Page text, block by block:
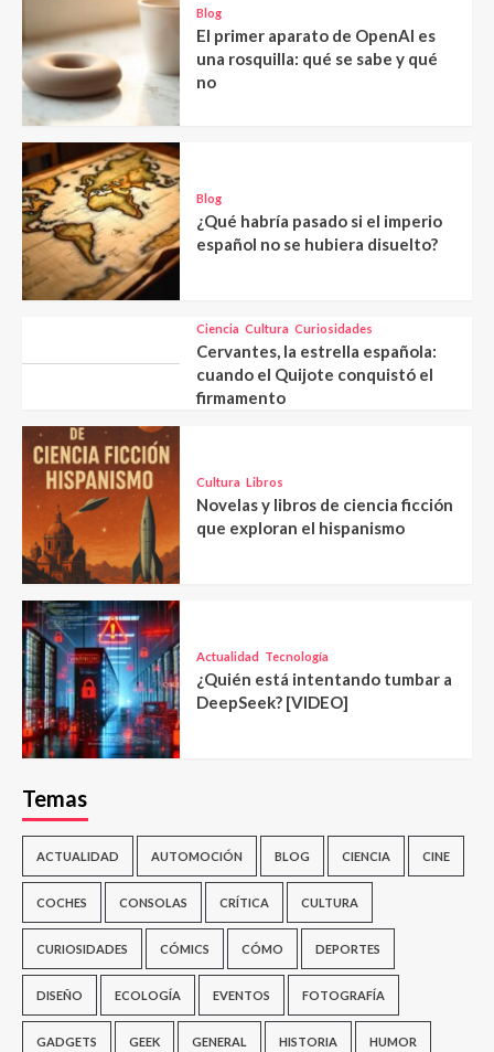
Blog
El primer aparato de OpenAI es
una rosquilla: qué se sabe y qué
no
Blog
¿Qué habría pasado si el imperio
español no se hubiera disuelto?
Ciencia Cultura Curiosidades
Cervantes, la estrella española:
cuando el Quijote conquistó el
firmamento
Cultura Libros
Novelas y libros de ciencia ficción
que exploran el hispanismo
Actualidad Tecnología
¿Quién está intentando tumbar a
DeepSeek? [VIDEO]
Temas
ACTUALIDAD AUTOMOCIÓN BLOG CIENCIA CINE
COCHES CONSOLAS CRÍTICA CULTURA
CURIOSIDADES CÓMICS CÓMO DEPORTES
DISEÑO ECOLOGÍA EVENTOS FOTOGRAFÍA
GADGETS GEEK GENERAL HISTORIA HUMOR